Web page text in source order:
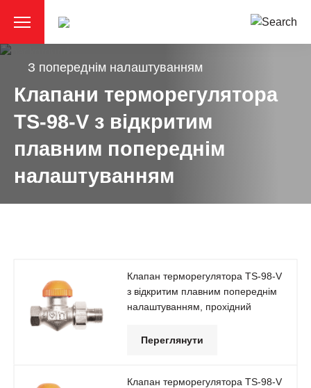
З попереднім налаштуванням
Клапани терморегулятора
TS-98-V з відкритим
плавним попереднім
налаштуванням
Клапан терморегулятора TS-98-V
з відкритим плавним попереднім
налаштуванням, прохідний
Переглянути
Клапан терморегулятора TS-98-V